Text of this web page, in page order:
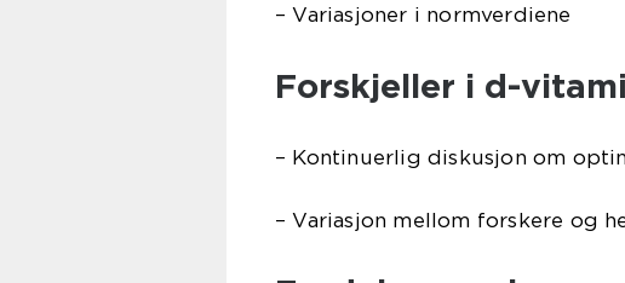
– Variasjoner i normverdiene
Forskjeller i d-
– Kontinuerlig diskusjon om
– Variasjon mellom forskere og